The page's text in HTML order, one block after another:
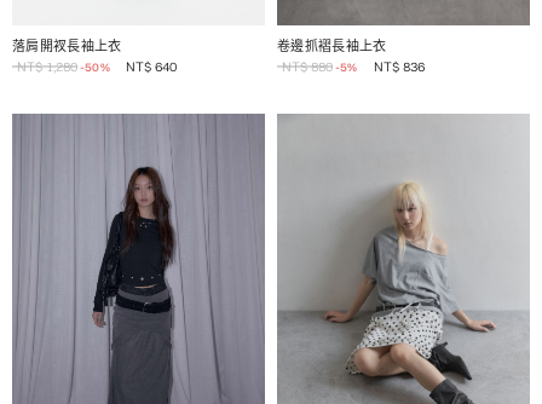
落肩開衩長袖上衣
NT$ 1,280-50% NT$ 640
卷邊抓褶長袖上衣
NT$ 880-5% NT$ 836